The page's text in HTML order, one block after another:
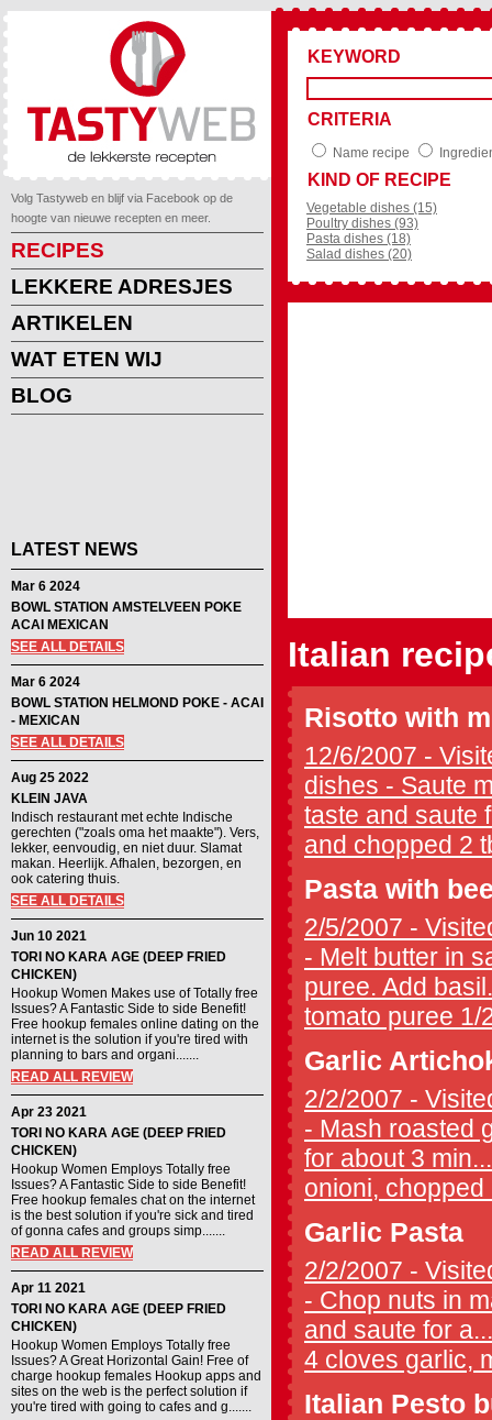
Volg Tastyweb en blijf via Facebook op de
hoogte van nieuwe recepten en meer.
RECIPES
LEKKERE ADRESJES
ARTIKELEN
WAT ETEN WIJ
BLOG
LATEST NEWS
Mar 6 2024
BOWL STATION AMSTELVEEN POKE
ACAI MEXICAN
SEE ALL DETAILS
Mar 6 2024
BOWL STATION HELMOND POKE - ACAI
- MEXICAN
SEE ALL DETAILS
Aug 25 2022
KLEIN JAVA
Indisch restaurant met echte Indische
gerechten ("zoals oma het maakte"). Vers,
lekker, eenvoudig, en niet duur. Slamat
makan. Heerlijk. Afhalen, bezorgen, en
ook catering thuis.
SEE ALL DETAILS
Jun 10 2021
TORI NO KARA AGE (DEEP FRIED
CHICKEN)
Hookup Women Makes use of Totally free
Issues? A Fantastic Side to side Benefit!
Free hookup females online dating on the
internet is the solution if you're tired with
planning to bars and organi.......
READ ALL REVIEW
Apr 23 2021
TORI NO KARA AGE (DEEP FRIED
CHICKEN)
Hookup Women Employs Totally free
Issues? A Fantastic Side to side Benefit!
Free hookup females chat on the internet
is the best solution if you're sick and tired
of gonna cafes and groups simp.......
READ ALL REVIEW
Apr 11 2021
TORI NO KARA AGE (DEEP FRIED
CHICKEN)
Hookup Women Employs Totally free
Issues? A Great Horizontal Gain! Free of
charge hookup females Hookup apps and
sites on the web is the perfect solution if
you're tired with going to cafes and g.......
KEYWORD
CRITERIA
Name recipe
KIND OF RECIPE
Vegetable dishes (15)
Poultry dishes (93)
Pasta dishes (18)
Salad dishes (20)
Italian
Risotto with
12/6/2007 -
dishes - Saute
taste and saute
and chopped 2
Pasta with
2/5/2007 -
- Melt butter in
puree. Add
tomato puree 1/
Garlic
2/2/2007 -
- Mash roasted
for about 3
onioni,
Garlic Pasta
2/2/2007 -
- Chop nuts in
and saute for
4 cloves garlic,
Italian Pesto